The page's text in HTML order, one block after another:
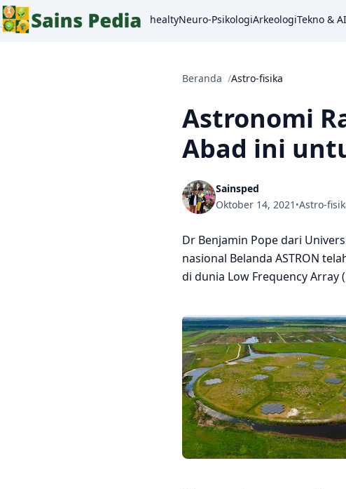
healtyNeuro-PsikologiArkeologiTekno & AI
Beranda Astro-fisika
Astronomi
Abad ini
Sainsped
Oktober 14, 2021 •Astro-
Dr Benjamin Pope dari
nasional Belanda ASTRON
di dunia Low Frequency Array